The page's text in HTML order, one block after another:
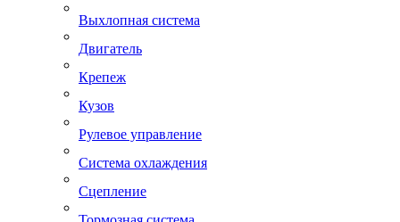
Выхлопная система
Двигатель
Крепеж
Кузов
Рулевое управление
Система охлаждения
Сцепление